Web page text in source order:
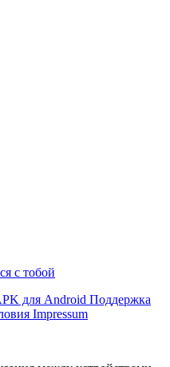
с тобой
для Android Поддержка
Impressum